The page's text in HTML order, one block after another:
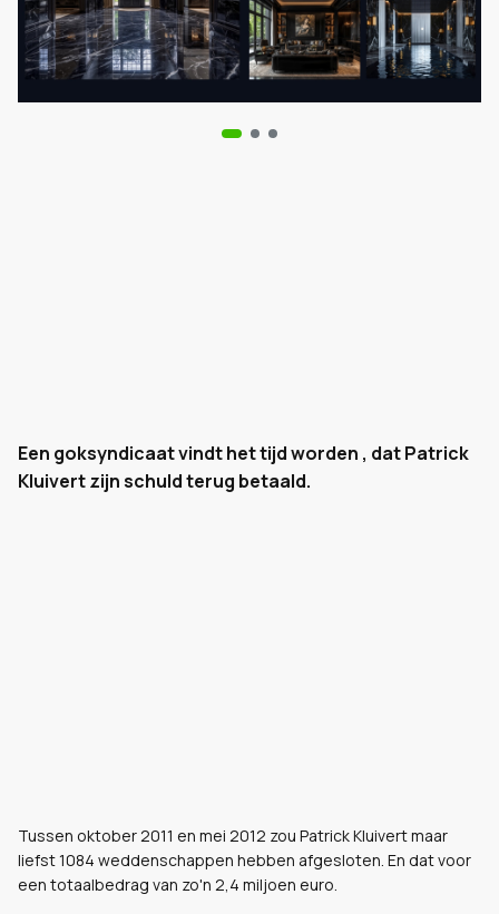
Een goksyndicaat vindt het tijd worden , dat Patrick
Kluivert zijn schuld terug betaald.
Tussen oktober 2011 en mei 2012 zou Patrick Kluivert maar
liefst 1084 weddenschappen hebben afgesloten. En dat voor
een totaalbedrag van zo'n 2,4 miljoen euro.